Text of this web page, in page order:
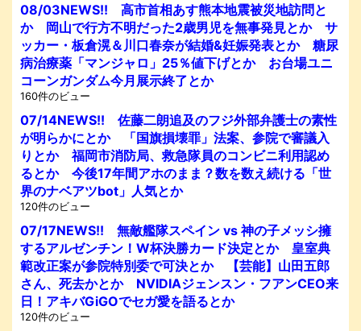
08/03NEWS!! 高市首相あす熊本地震被災地訪問と
か 岡山で行方不明だった2歳男児を無事発見とか サ
ッカー・板倉滉＆川口春奈が結婚&妊娠発表とか 糖尿
病治療薬「マンジャロ」25％値下げとか お台場ユニ
コーンガンダム今月展示終了とか
160件のビュー
07/14NEWS!! 佐藤二朗追及のフジ外部弁護士の素性
が明らかにとか 「国旗損壊罪」法案、参院で審議入
りとか 福岡市消防局、救急隊員のコンビニ利用認め
るとか 今後17年間アホのまま？数を数え続ける「世
界のナベアツbot」人気とか
120件のビュー
07/17NEWS!! 無敵艦隊スペイン vs 神の子メッシ擁
するアルゼンチン！W杯決勝カード決定とか 皇室典
範改正案が参院特別委で可決とか 【芸能】山田五郎
さん、死去かとか NVIDIAジェンスン・フアンCEO来
日！アキバGiGOでセガ愛を語るとか
120件のビュー